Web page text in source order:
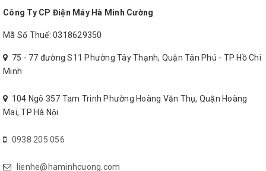
Công Ty CP Điện Máy Hà Minh Cường
Mã Số Thuế: 0318629350
75 - 77 đường S11 Phường Tây Thạnh, Quận Tân Phú - TP Hồ Chí
Minh
104 Ngõ 357 Tam Trinh Phường Hoàng Văn Thụ, Quận Hoàng
Mai, TP Hà Nội
0938 205 056
lienhe@haminhcuong.com